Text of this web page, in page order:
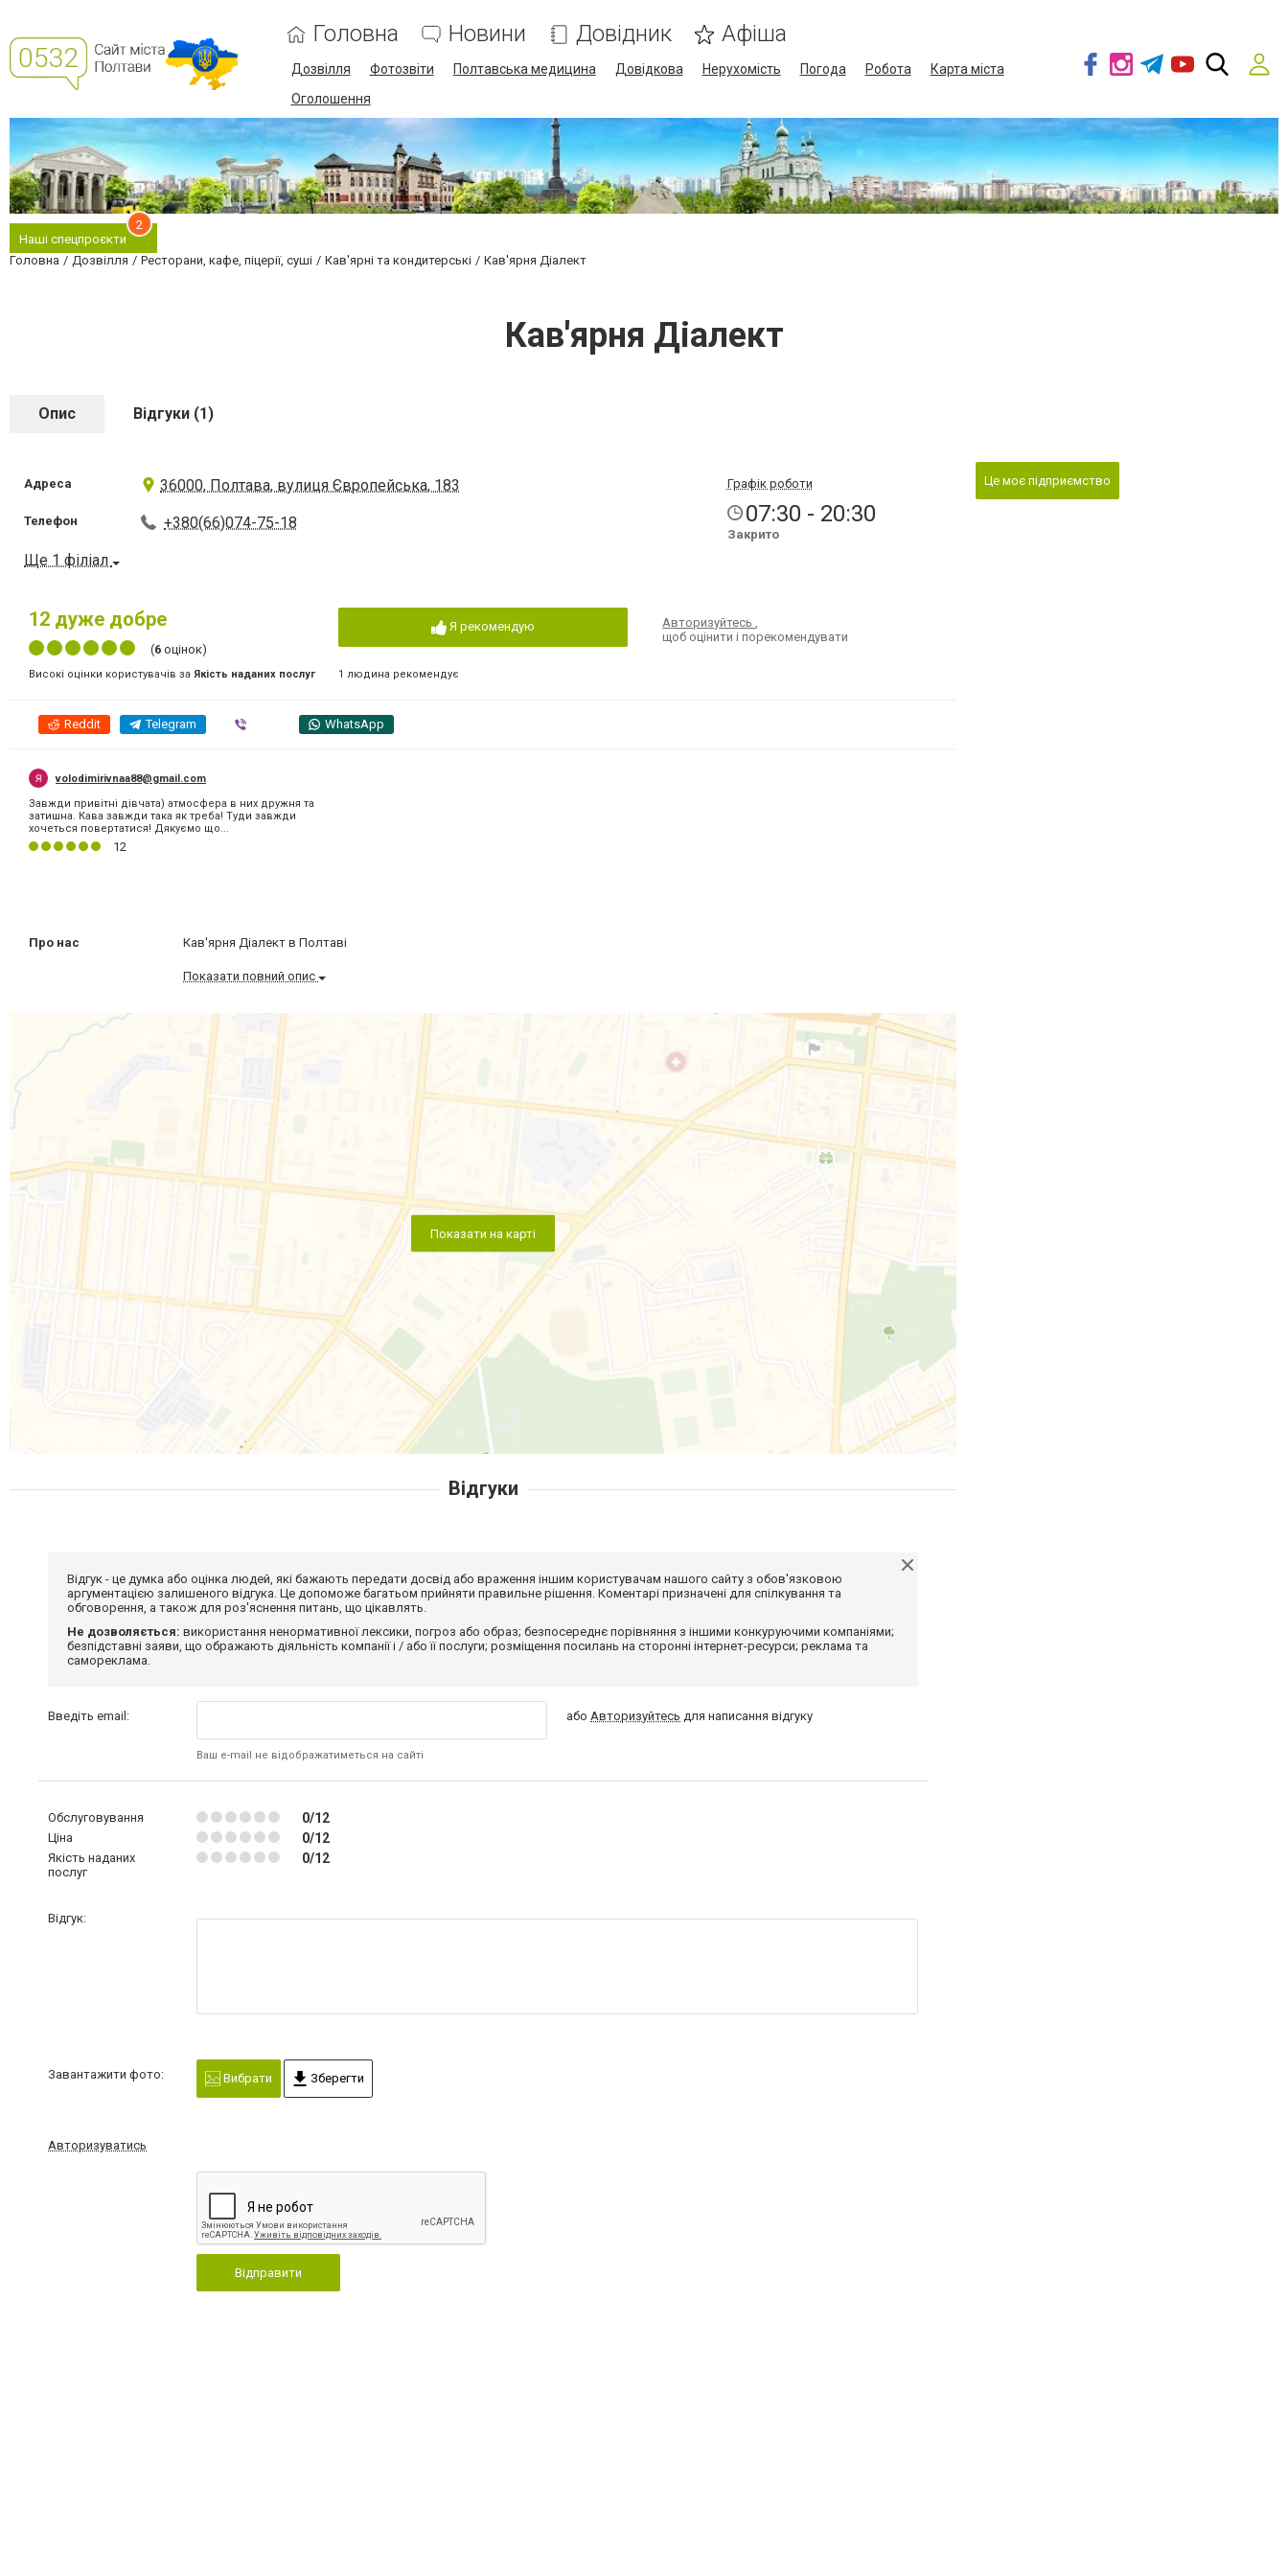
Головна Новини Довідник Афіша
Дозвілля Фотозвіти Полтавська медицина Довідкова Нерухомість Погода Робота
Карта міста
Оголошення
Наші спецпроєкти
2
Головна Дозвілля Ресторани, кафе, піцерії, суші Кав'ярні та кондитерські Кав'ярня Діалект
Кав'ярня Діалект
Опис Відгуки (1)
Адреса 36000, Полтава, вулиця Європейська, 183
Телефон +380(66)074-75-18
Графік роботи
07:30 - 20:30
Закрито
Ще 1 філіал
12 дуже добре
(6 оцінок)
Високі оцінки користувачів за Якість наданих послуг
Я рекомендую
1 людина рекомендує
Авторизуйтесь,
щоб оцінити і порекомендувати
Reddit Telegram WhatsApp
volodimirivnaa88@gmail.com
Завжди привітні дівчата) атмосфера в них дружня та
затишна. Кава завжди така як треба! Туди завжди
хочеться повертатися! Дякуємо що...
12
Про нас Кав'ярня Діалект в Полтаві
Показати повний опис
Показати на карті
Це моє підприємство
Відгуки
Відгук - це думка або оцінка людей, які бажають передати досвід або враження іншим користувачам нашого сайту з обов'язковою
аргументацією залишеного відгука. Це допоможе багатьом прийняти правильне рішення. Коментарі призначені для спілкування та
обговорення, а також для роз'яснення питань, що цікавлять.
Не дозволяється: використання ненормативної лексики, погроз або образ; безпосереднє порівняння з іншими конкуруючими компаніями;
безпідставні заяви, що ображають діяльність компанії і / або її послуги; розміщення посилань на сторонні інтернет-ресурси; реклама та
самореклама.
Введіть email:
Ваш e-mail не відображатиметься на сайті
або Авторизуйтесь для написання відгуку
Обслуговування 0/12
Ціна 0/12
Якість наданих
послуг
0/12
Відгук:
Завантажити фото: Вибрати Зберегти
Авторизуватись
Відправити